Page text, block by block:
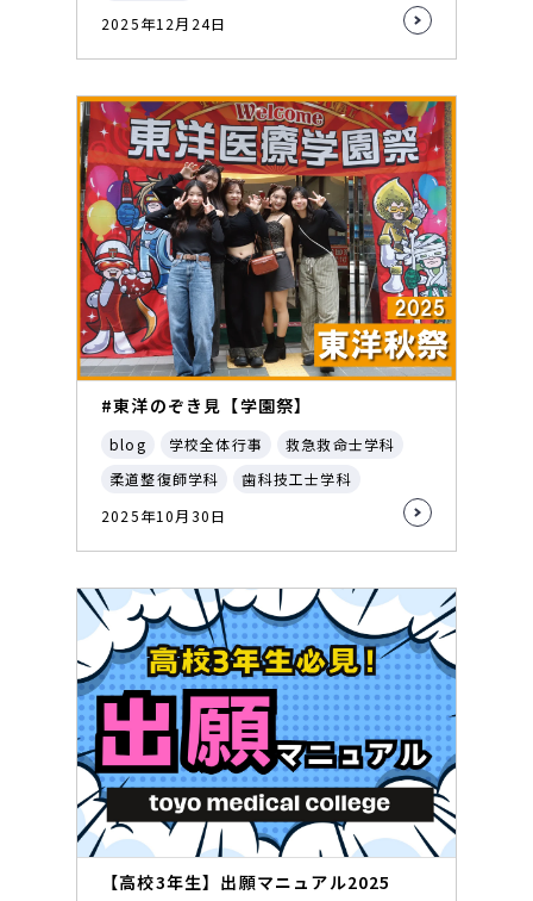
2025年12月24日
#東洋のぞき見【学園祭】
blog 学校全体行事
救急救命士学科
柔道整復師学科
歯科技工士学科
2025年10月30日
【高校3年生】出願マニュアル2025